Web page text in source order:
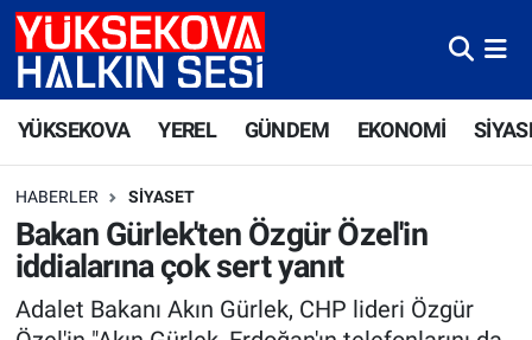
YÜKSEKOVA YEREL GÜNDEM EKONOMİ
HABERLER SIYASET
Bakan Gürlek'ten Özgür Özel'in
iddialarına çok sert yanıt
Adalet Bakanı Akın Gürlek, CHP lideri Özgür
Yüksekova Nöbetçi Eczaneler
Yüksekova Trafik Yoğunluk Haritası
Süper Lig Puan Durumu ve Fikstür
Tüm Manşetler